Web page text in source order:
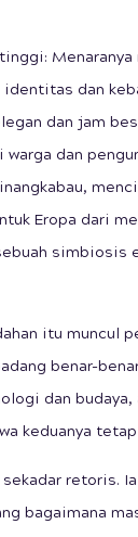
dan
dan jam
dan
Eropa dari
simbiosis
itu muncul
benar-
dan budaya,
keduanya
retoris.
bagaimana